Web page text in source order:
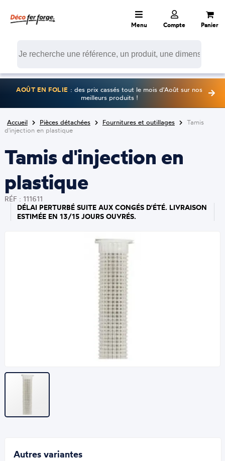
Menu Compte Panier
AOÛT EN FOLIE : des prix cassés tout le mois d'Août sur nos
meilleurs produits !
Accueil Pièces détachées Fournitures et outillages
Tamis
d'injection en plastique
Tamis d'injection en
plastique
RÉF : 111611
DÉLAI PERTURBÉ SUITE AUX CONGÉS D'ÉTÉ. LIVRAISON
ESTIMÉE EN 13/15 JOURS OUVRÉS.
Autres variantes